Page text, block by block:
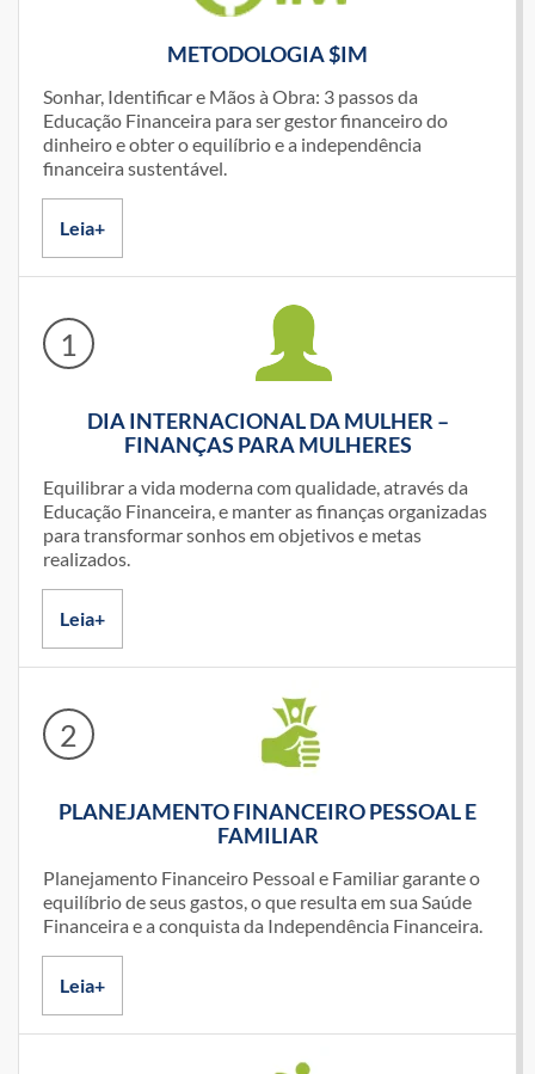
METODOLOGIA $IM
Sonhar, Identificar e Mãos à Obra: 3 passos da
Educação Financeira para ser gestor financeiro do
dinheiro e obter o equilíbrio e a independência
financeira sustentável.
Leia+
1
DIA INTERNACIONAL DA MULHER –
FINANÇAS PARA MULHERES
Equilibrar a vida moderna com qualidade, através da
Educação Financeira, e manter as finanças organizadas
para transformar sonhos em objetivos e metas
realizados.
Leia+
2
PLANEJAMENTO FINANCEIRO PESSOAL E
FAMILIAR
Planejamento Financeiro Pessoal e Familiar garante o
equilíbrio de seus gastos, o que resulta em sua Saúde
Financeira e a conquista da Independência Financeira.
Leia+